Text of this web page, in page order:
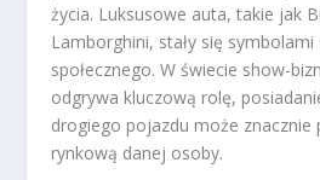
życia. Luksusowe auta, takie jak
Lamborghini, stały się
społecznego. W świecie show-
odgrywa kluczową rolę,
drogiego pojazdu może znacznie
rynkową danej osoby.